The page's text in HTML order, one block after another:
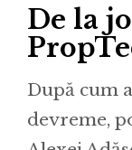
De la
După cum
devreme,